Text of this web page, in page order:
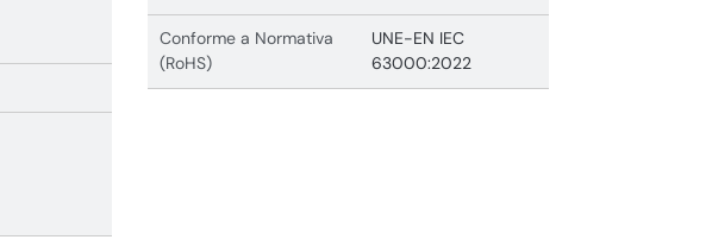
Conforme a Normativa
(RoHS)
UNE-EN IEC
63000:2022